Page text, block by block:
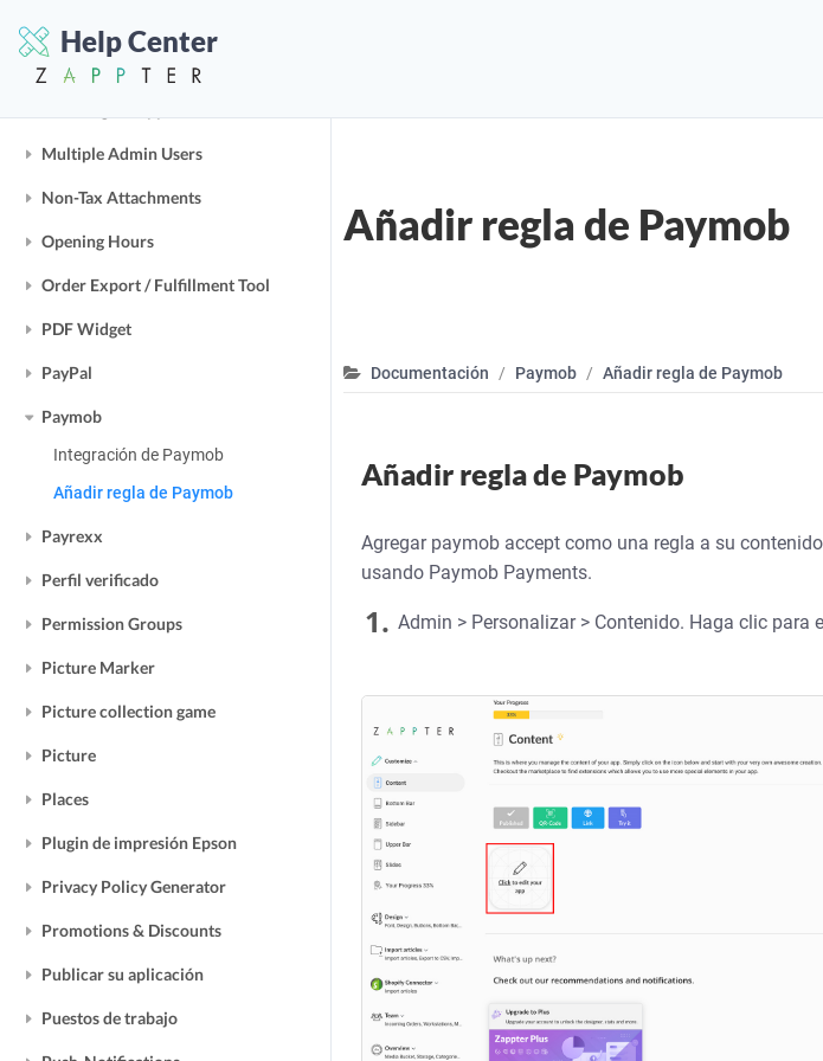
Help Center
Minimum Order Value
Modifiers
Multiple Admin Users
Non-Tax Attachments
Opening Hours
Order Export / Fulfillment Tool
PDF Widget
PayPal
Paymob
Integración de Paymob
Añadir regla de Paymob
Payrexx
Perfil verificado
Permission Groups
Picture Marker
Picture collection game
Picture
Places
Plugin de impresión Epson
Privacy Policy Generator
Promotions & Discounts
Publicar su aplicación
Puestos de trabajo
Añadir regla de Paymob
Documentación Paymob Añadir regla de Paymob
Añadir regla de Paymob
Agregar paymob accept como una regla a su
usando Paymob Payments.
1. Admin > Personalizar > Contenido. Haga clic para